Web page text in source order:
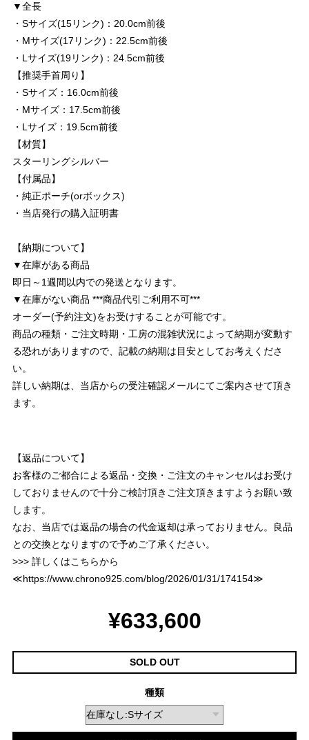
▼全長
・Sサイズ(15リンク)：20.0cm前後
・Mサイズ(17リンク)：22.5cm前後
・Lサイズ(19リンク)：24.5cm前後
【推奨手首周り】
・Sサイズ：16.0cm前後
・Mサイズ：17.5cm前後
・Lサイズ：19.5cm前後
【材質】
スターリングシルバー
【付属品】
・純正ポーチ(orボックス)
・当店発行の購入証明書
【納期について】
▼在庫がある商品
即日～1週間以内での発送となります。
▼在庫がない商品 ***商品代引ご利用不可***
オーダー(予約注文)をお受けすることが可能です。
商品の種類・ご注文時期・工房の混雑状況によって納期が変動す
る恐れがありますので、記載の納期は目安としてお考えくださ
い。
詳しい納期は、当店からの受注確認メールにてご案内させて頂き
ます。
【返品について】
お客様のご都合による返品・交換・ご注文のキャンセルはお受け
しておりませんので十分ご検討頂きご注文頂きますようお願い致
します。
なお、当店では返品の場合の代金返却は承っておりません。良品
との交換となりますので予めご了承ください。
>>> 詳しくはこちらから
≪https://www.chrono925.com/blog/2026/01/31/174154≫
¥633,600
SOLD OUT
種類